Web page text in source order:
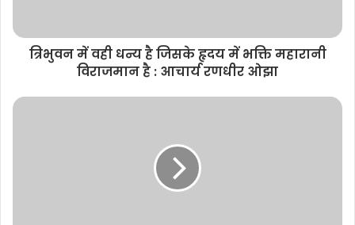
त्रिभुवन में वही धन्य है जिसके हृदय में भक्ति महारानी
विराजमान है : आचार्य रणधीर ओझा